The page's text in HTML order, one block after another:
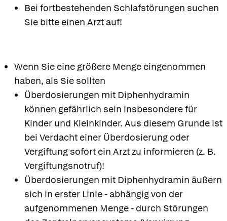
Bei fortbestehenden Schlafstörungen suchen
Sie bitte einen Arzt auf!
Wenn Sie eine größere Menge eingenommen
haben, als Sie sollten
Überdosierungen mit Diphenhydramin
können gefährlich sein insbesondere für
Kinder und Kleinkinder. Aus diesem Grunde ist
bei Verdacht einer Überdosierung oder
Vergiftung sofort ein Arzt zu informieren (z. B.
Vergiftungsnotruf)!
Überdosierungen mit Diphenhydramin äußern
sich in erster Linie - abhängig von der
aufgenommenen Menge - durch Störungen